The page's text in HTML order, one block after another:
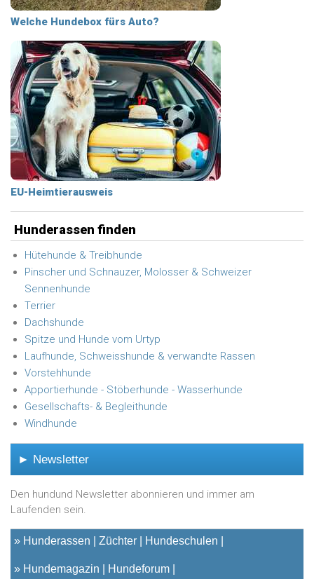
Welche Hundebox fürs Auto?
EU-Heimtierausweis
Hunderassen finden
Hütehunde & Treibhunde
Pinscher und Schnauzer, Molosser & Schweizer
Sennenhunde
Terrier
Dachshunde
Spitze und Hunde vom Urtyp
Laufhunde, Schweisshunde & verwandte Rassen
Vorstehhunde
Apportierhunde - Stöberhunde - Wasserhunde
Gesellschafts- & Begleithunde
Windhunde
► Newsletter
Den hundund Newsletter abonnieren und immer am
Laufenden sein.
» Hunderassen Züchter Hundeschulen
» Hundemagazin Hundeforum